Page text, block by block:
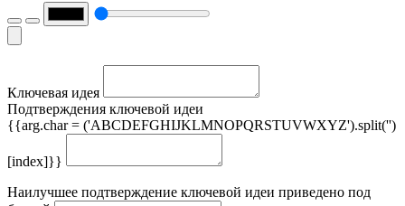
Ключевая идея
Подтверждения ключевой идеи
{{arg.char = ('ABCDEFGHIJKLMNOPQRSTUVWXYZ').split('')
[index]}}
Наилучшее подтверждение ключевой идеи приведено под